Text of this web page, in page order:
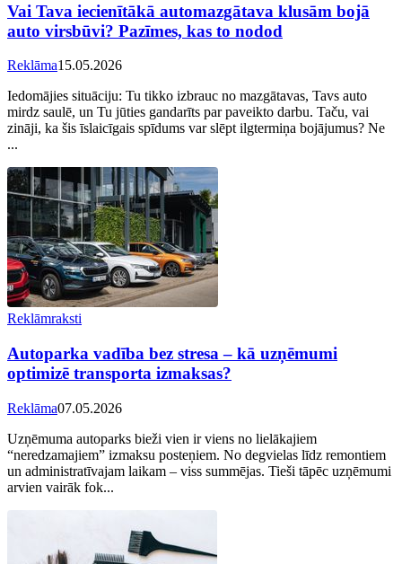
Vai Tava iecienītākā automazgātava klusām bojā
auto virsbūvi? Pazīmes, kas to nodod
Reklāma15.05.2026
Iedomājies situāciju: Tu tikko izbrauc no mazgātavas, Tavs auto
mirdz saulē, un Tu jūties gandarīts par paveikto darbu. Taču, vai
zināji, ka šis īslaicīgais spīdums var slēpt ilgtermiņa bojājumus? Ne
...
Reklāmraksti
Autoparka vadība bez stresa – kā uzņēmumi
optimizē transporta izmaksas?
Reklāma07.05.2026
Uzņēmuma autoparks bieži vien ir viens no lielākajiem
“neredzamajiem” izmaksu posteņiem. No degvielas līdz remontiem
un administratīvajam laikam – viss summējas. Tieši tāpēc uzņēmumi
arvien vairāk fok...